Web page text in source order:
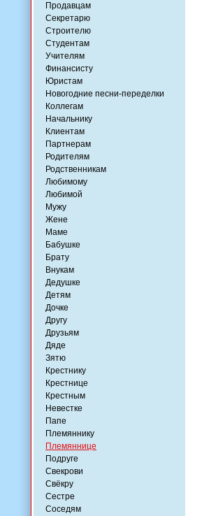
Продавцам
Секретарю
Строителю
Студентам
Учителям
Финансисту
Юристам
Новогодние песни-переделки
Коллегам
Начальнику
Клиентам
Партнерам
Родителям
Родственникам
Любимому
Любимой
Мужу
Жене
Маме
Бабушке
Брату
Внукам
Дедушке
Детям
Дочке
Другу
Друзьям
Дяде
Зятю
Крестнику
Крестнице
Крестным
Невестке
Папе
Племяннику
Племяннице
Подруге
Свекрови
Свёкру
Сестре
Соседям